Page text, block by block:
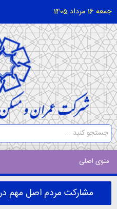
جمعه 16 مرداد 1405
منوی اصلی
مشاركت مردم اصل مهم